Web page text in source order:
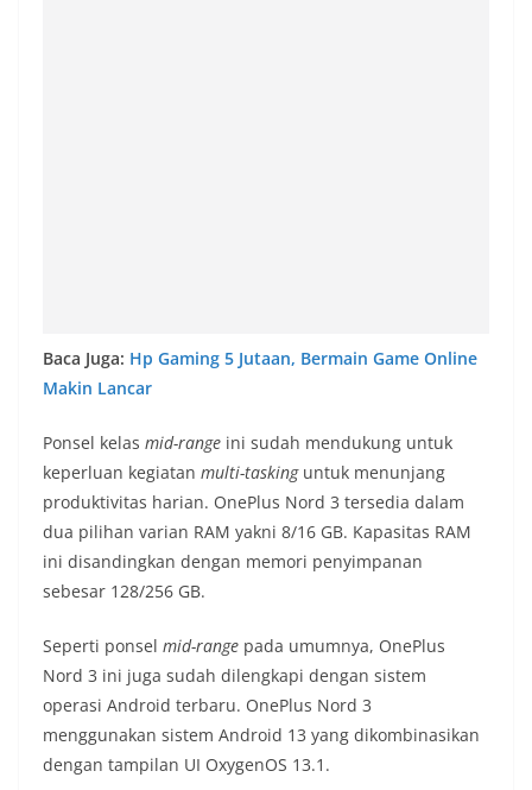
Baca Juga: Hp Gaming 5 Jutaan, Bermain Game Online
Makin Lancar
Ponsel kelas mid-range ini sudah mendukung untuk
keperluan kegiatan multi-taskinguntuk menunjang
produktivitas harian. OnePlus Nord 3 tersedia dalam
dua pilihan varian RAM yakni 8/16 GB. Kapasitas RAM
ini disandingkan dengan memori penyimpanan
sebesar 128/256 GB.
Seperti ponsel mid-range pada umumnya, OnePlus
Nord 3 ini juga sudah dilengkapi dengan sistem
operasi Android terbaru. OnePlus Nord 3
menggunakan sistem Android 13 yang dikombinasikan
dengan tampilan UI OxygenOS 13.1.